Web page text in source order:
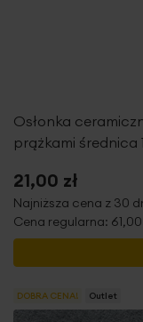
Osłonka
prążkami średnica
21,00 zł
Najniższa cena z 30
Cena regularna: 61,00
DOBRA CENA! Outlet